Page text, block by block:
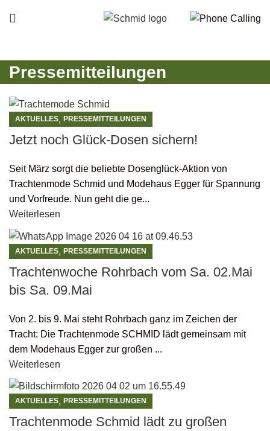
Pressemitteilungen
AKTUELLES, PRESSEMITTEILUNGEN
Jetzt noch Glück-Dosen sichern!
Seit März sorgt die beliebte Dosenglück-Aktion von
Trachtenmode Schmid und Modehaus Egger für Spannung
und Vorfreude. Nun geht die ge...
Weiterlesen
AKTUELLES, PRESSEMITTEILUNGEN
Trachtenwoche Rohrbach vom Sa. 02.Mai
bis Sa. 09.Mai
Von 2. bis 9. Mai steht Rohrbach ganz im Zeichen der
Tracht: Die Trachtenmode SCHMID lädt gemeinsam mit
dem Modehaus Egger zur großen ...
Weiterlesen
AKTUELLES, PRESSEMITTEILUNGEN
Trachtenmode Schmid lädt zu großen